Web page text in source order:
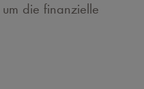
die finanzielle